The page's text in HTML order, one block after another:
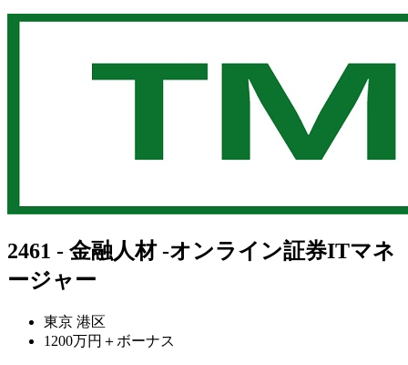
2461 - 金融人材 -オンライン証券ITマネ
ージャー
東京 港区
1200万円＋ボーナス